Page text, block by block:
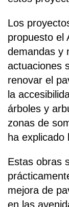
Los
propuesto el
demandas y
actuaciones
renovar el
la
árboles y
zonas de
ha explicado
Estas obras
mejora de
en las